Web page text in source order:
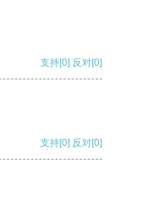
支持[0] 反对[0]
支持[0] 反对[0]